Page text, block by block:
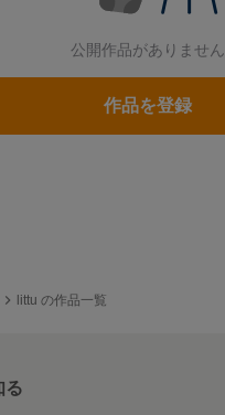
公開作品がありません
作品を登録
littu の作品一覧
る